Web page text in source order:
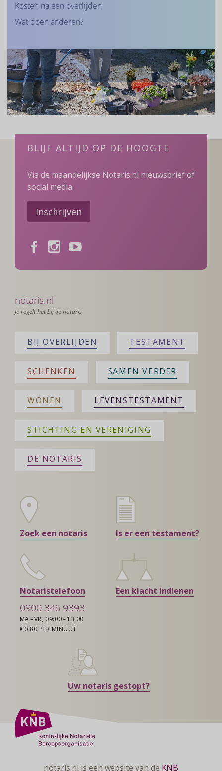
Kosten na een overlijden
Wat doen anderen?
BLIJF ALTIJD OP DE HOOGTE
Via de maandelijkse Notaris.nl nieuwsbrief of
social media
Inschrijven
FacebookInstagramYoutube
notaris.nl
Je regelt het bij de notaris
BIJ OVERLIJDEN TESTAMENT
SCHENKEN SAMEN VERDER
WONEN LEVENSTESTAMENT
STICHTING EN VERENIGING
DE NOTARIS
Zoek een notaris Is er een testament?
Notaristelefoon
0900 346 9393
MA – VR, 09:00 – 13:00
€ 0,80 PER MINUUT
Een klacht indienen
Uw notaris gestopt?
notaris.nl is een website van de KNB